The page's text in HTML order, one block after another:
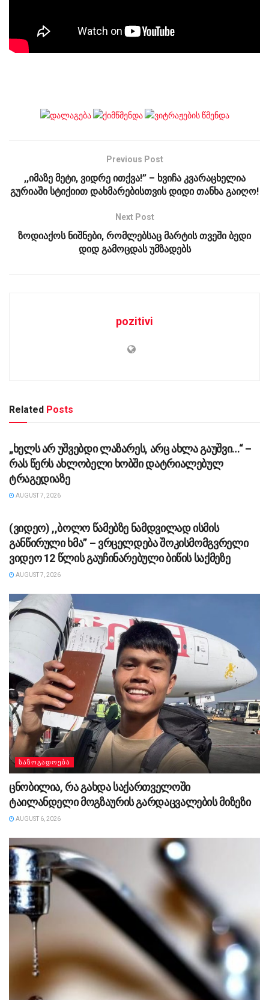
Previous Post
,,იმაზე მეტი, ვიდრე ითქვა!” – ხვიჩა კვარაცხელია
გურიაში სტიქიით დახმარებისთვის დიდი თანხა გაიღო!
Next Post
ზოდიაქოს ნიშნები, რომლებსაც მარტის თვეში ბედი
დიდ გამოცდას უმზადებს
pozitivi
Related Posts
ᲡᲐᲖᲝᲒᲐᲓᲝᲔᲑᲐ
„ხელს არ უშვებდი ლაზარეს, არც ახლა გაუშვი…“ –
რას წერს ახლობელი ხობში დატრიალებულ
ტრაგედიაზე
AUGUST 7, 2026
(ვიდეო) ,,ბოლო წამებზე ნამდვილად ისმის
განწირული ხმა” – ვრცელდება შოკისმომგვრელი
ვიდეო 12 წლის გაუჩინარებული ბიწის საქმეზე
AUGUST 7, 2026
ᲡᲐᲖᲝᲒᲐᲓᲝᲔᲑᲐ
ცნობილია, რა გახდა საქართველოში
ტაილანდელი მოგზაურის გარდაცვალების მიზეზი
AUGUST 6, 2026